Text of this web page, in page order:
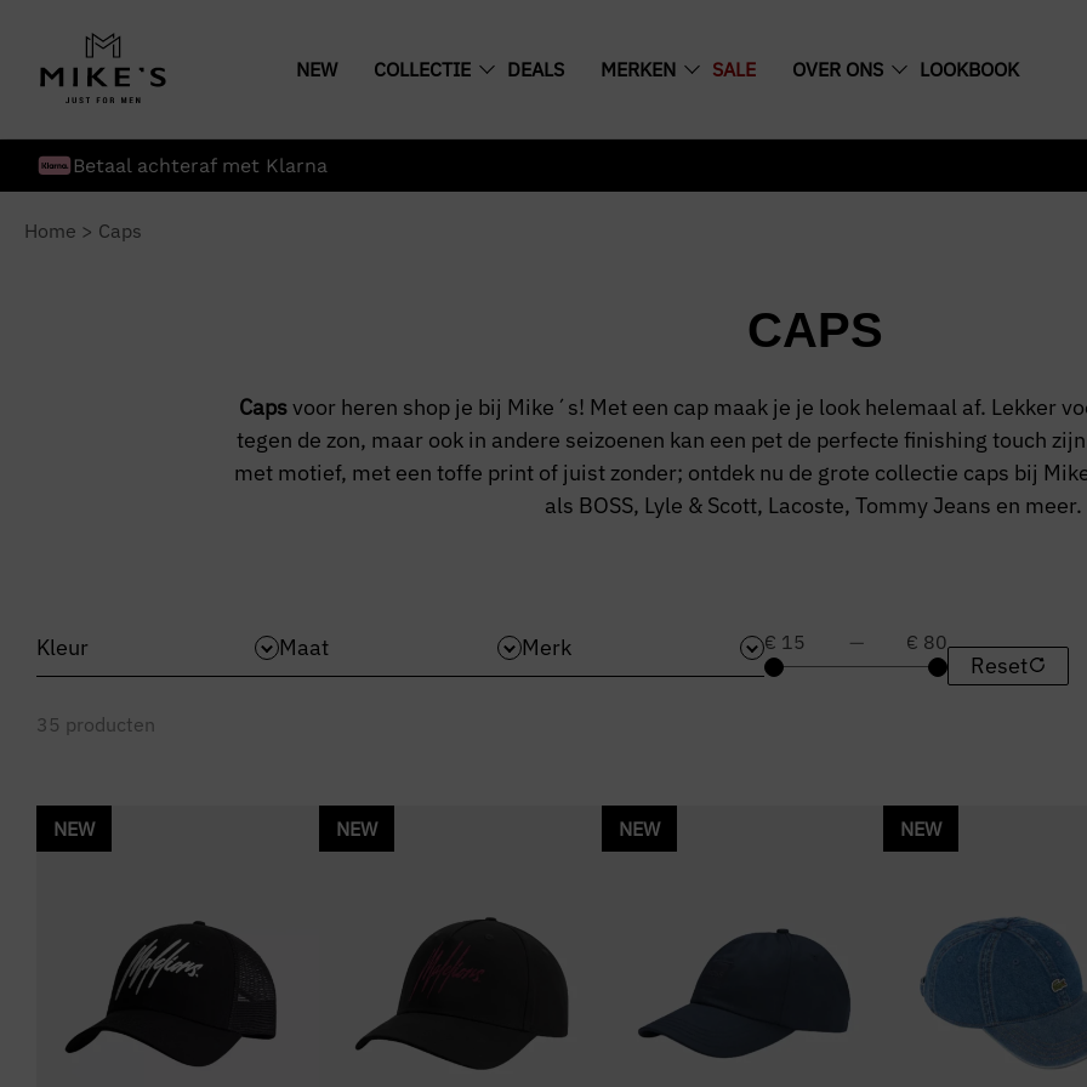
NEW COLLECTIE DEALS MERKEN SALE OVER ONS LOOKBOOK
Betaal achteraf met Klarna
Home > Caps
CAPS
Capsvoor heren shop je bij Mike´s! Met een cap maak je je look helemaal af. Lekker
tegen de zon, maar ook in andere seizoenen kan een pet de perfecte finishing touch
met motief, met een toffe print of juist zonder; ontdek nu de grote collectie caps bij
als BOSS, Lyle & Scott, Lacoste, Tommy Jeans en meer.
Kleur Maat Merk € 15 — € 80
Reset
35 producten
NEW NEW NEW NEW